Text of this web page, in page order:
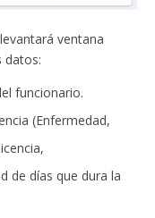
ventana
datos:
funcionario.
(Enfermedad,
de días que dura la